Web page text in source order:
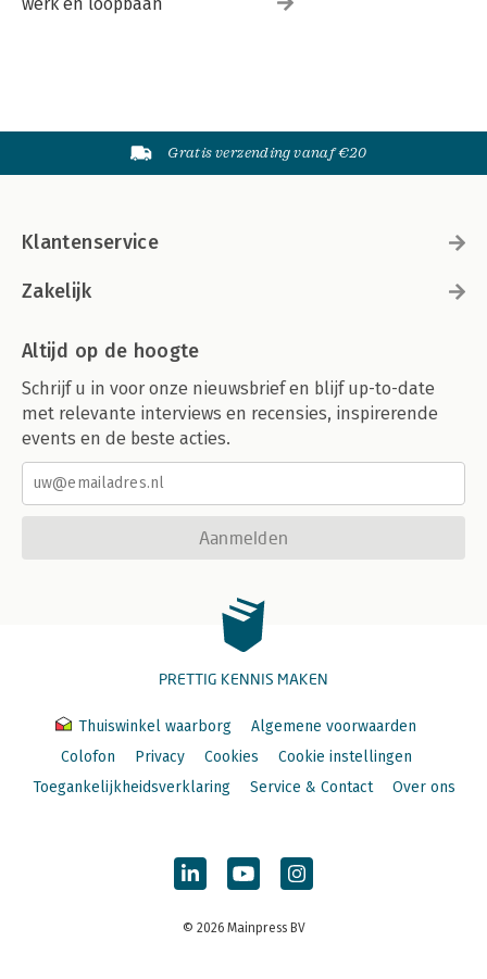
Gratis verzending vanaf €20
Klantenservice
Zakelijk
Altijd op de hoogte
Schrijf u in voor onze nieuwsbrief en blijf up-to-date
met relevante interviews en recensies, inspirerende
events en de beste acties.
Aanmelden
PRETTIG KENNIS MAKEN
Thuiswinkel waarborg
Algemene voorwaarden
Colofon
Privacy Cookies
Cookie instellingen
Toegankelijkheidsverklaring
Service & Contact Over ons
© 2026 Mainpress BV